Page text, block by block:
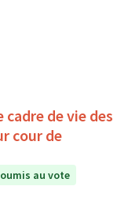
de vie des
cour de
au vote